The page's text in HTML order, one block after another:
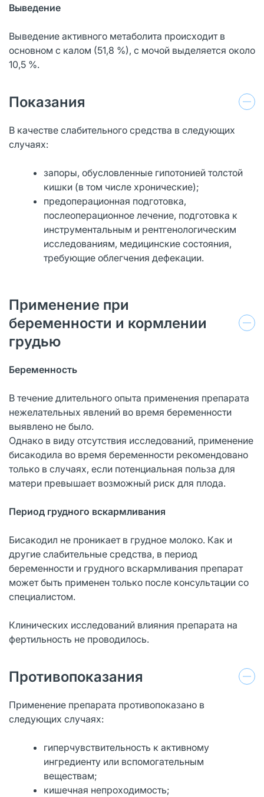
Выведение
Выведение активного метаболита происходит в
основном с калом (51,8 %), с мочой выделяется около
10,5 %.
Показания
В качестве слабительного средства в следующих
случаях:
запоры, обусловленные гипотонией толстой
кишки (в том числе хронические);
предоперационная подготовка,
послеоперационное лечение, подготовка к
инструментальным и рентгенологическим
исследованиям, медицинские состояния,
требующие облегчения дефекации.
Применение при
беременности и кормлении
грудью
Беременность
В течение длительного опыта применения препарата
нежелательных явлений во время беременности
выявлено не было.
Однако в виду отсутствия исследований, применение
бисакодила во время беременности рекомендовано
только в случаях, если потенциальная польза для
матери превышает возможный риск для плода.
Период грудного вскармливания
Бисакодил не проникает в грудное молоко. Как и
другие слабительные средства, в период
беременности и грудного вскармливания препарат
может быть применен только после консультации со
специалистом.
Клинических исследований влияния препарата на
фертильность не проводилось.
Противопоказания
Применение препарата противопоказано в
следующих случаях:
гиперчувствительность к активному
ингредиенту или вспомогательным
веществам;
кишечная непроходимость;